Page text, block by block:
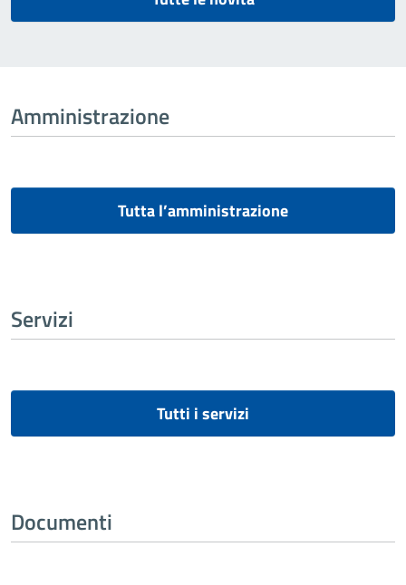
Amministrazione
Tutta l’amministrazione
Servizi
Tutti i servizi
Documenti